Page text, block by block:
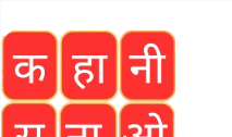
to
content